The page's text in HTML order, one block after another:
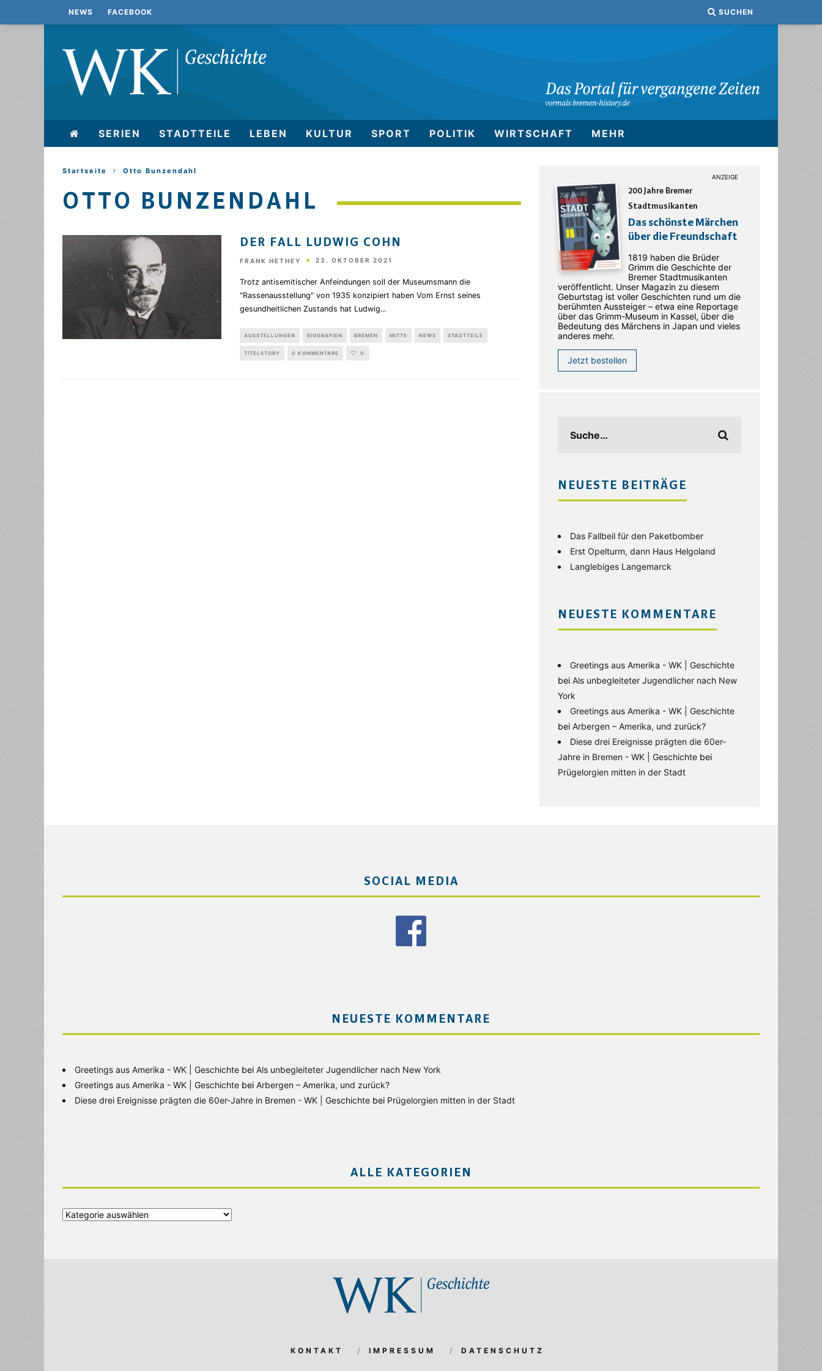
NEWS FACEBOOK SUCHEN
SERIEN STADTTEILE LEBEN KULTUR SPORT POLITIK WIRTSCHAFT MEHR
Startseite Otto Bunzendahl
OTTO BUNZENDAHL
DER FALL LUDWIG COHN
FRANK HETHEY 23. OKTOBER 2021
Trotz antisemitischer Anfeindungen soll der Museumsmann die
"Rassenausstellung" von 1935 konzipiert haben Vom Ernst seines
gesundheitlichen Zustands hat Ludwig...
AUSSTELLUNGEN BIOGRAFIEN BREMEN MITTE NEWS STADTTEILE
TITELSTORY 0 KOMMENTARE 0
200 Jahre Bremer
Stadtmusikanten
Das schönste Märchen
über die Freundschaft
1819 haben die Brüder
Grimm die Geschichte der
Bremer Stadtmusikanten
veröffentlicht. Unser Magazin zu diesem
Geburtstag ist voller Geschichten rund um die
berühmten Aussteiger – etwa eine Reportage
über das Grimm-Museum in Kassel, über die
Bedeutung des Märchens in Japan und vieles
anderes mehr.
Jetzt bestellen
NEUESTE BEITRÄGE
Das Fallbeil für den Paketbomber
Erst Opelturm, dann Haus Helgoland
Langlebiges Langemarck
NEUESTE KOMMENTARE
Greetings aus Amerika - WK | Geschichte
bei Als unbegleiteter Jugendlicher nach New
York
Greetings aus Amerika - WK | Geschichte
bei Arbergen – Amerika, und zurück?
Diese drei Ereignisse prägten die 60er-
Jahre in Bremen - WK | Geschichte bei
Prügelorgien mitten in der Stadt
SOCIAL MEDIA
NEUESTE KOMMENTARE
Greetings aus Amerika - WK | Geschichte bei Als unbegleiteter Jugendlicher nach New York
Greetings aus Amerika - WK | Geschichte bei Arbergen – Amerika, und zurück?
Diese drei Ereignisse prägten die 60er-Jahre in Bremen - WK | Geschichte bei Prügelorgien mitten in der Stadt
ALLE KATEGORIEN
Alle
KONTAKT IMPRESSUM DATENSCHUTZ